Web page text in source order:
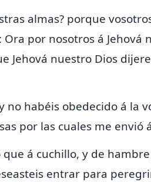
almas? porque
por nosotros á Jehová
Jehová nuestro Dios
no habéis obedecido á la
por las cuales me envió
á cuchillo, y de
entrar para